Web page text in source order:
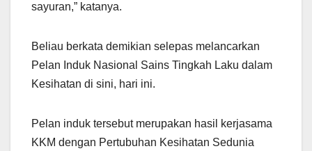
sayuran,” katanya.
Beliau berkata demikian selepas melancarkan
Pelan Induk Nasional Sains Tingkah Laku dalam
Kesihatan di sini, hari ini.
Pelan induk tersebut merupakan hasil kerjasama
KKM dengan Pertubuhan Kesihatan Sedunia